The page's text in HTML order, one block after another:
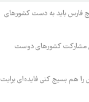
فارس باید به دست کشورهای
مشارکت کشورهای دوست
را هم بسیج کنی فایده‌ای برایت